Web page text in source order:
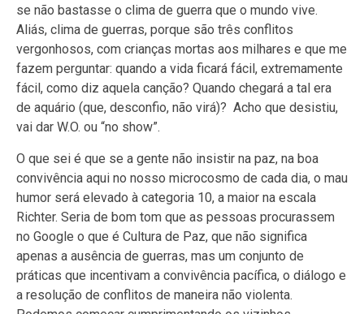
se não bastasse o clima de guerra que o mundo vive.
Aliás, clima de guerras, porque são três conflitos
vergonhosos, com crianças mortas aos milhares e que me
fazem perguntar: quando a vida ficará fácil, extremamente
fácil, como diz aquela canção? Quando chegará a tal era
de aquário (que, desconfio, não virá)? Acho que desistiu,
vai dar W.O. ou “no show”.
O que sei é que se a gente não insistir na paz, na boa
convivência aqui no nosso microcosmo de cada dia, o mau
humor será elevado à categoria 10, a maior na escala
Richter. Seria de bom tom que as pessoas procurassem
no Google o que é Cultura de Paz, que não significa
apenas a ausência de guerras, mas um conjunto de
práticas que incentivam a convivência pacífica, o diálogo e
a resolução de conflitos de maneira não violenta.